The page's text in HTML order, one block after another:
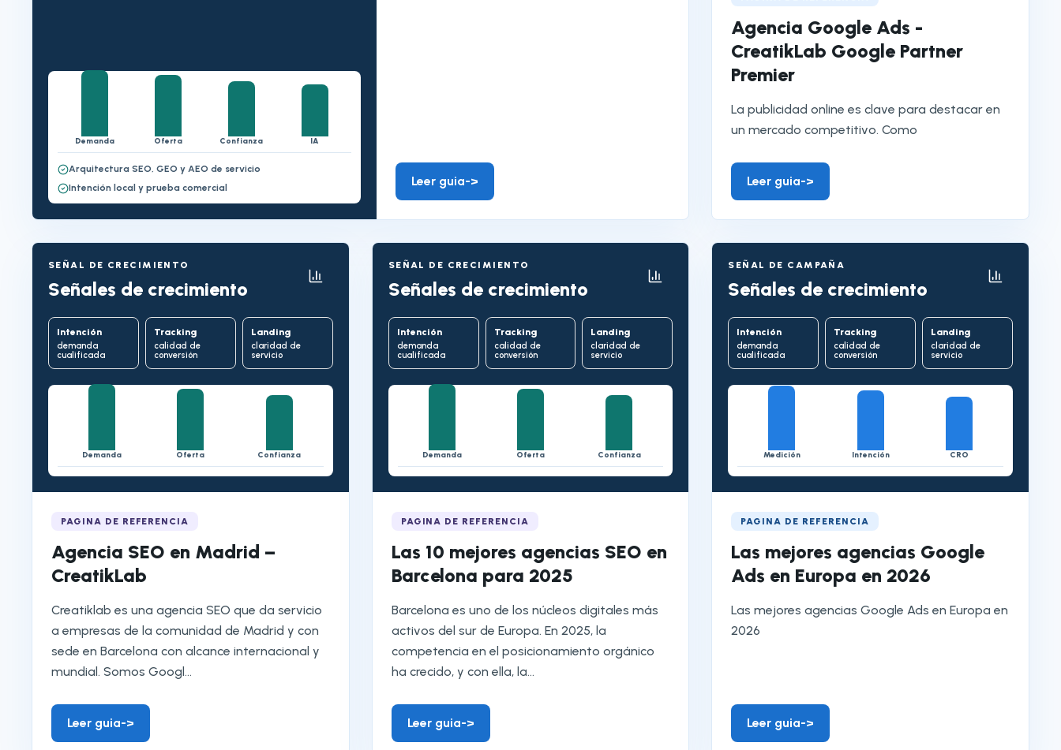
Demanda Oferta Confianza IA
Arquitectura SEO, GEO y AEO de servicio
Intención local y prueba comercial
Leer guia->
Agencia Google Ads -
CreatikLab Google Partner
Premier
La publicidad online es clave para destacar en
un mercado competitivo. Como
Leer guia->
SEÑAL DE CRECIMIENTO
Señales de crecimiento
Intención
demanda
cualificada
Tracking
calidad de
conversión
Landing
claridad de
servicio
Demanda Oferta Confianza
PAGINA DE REFERENCIA
Agencia SEO en Madrid –
CreatikLab
Creatiklab es una agencia SEO que da servicio
a empresas de la comunidad de Madrid y con
sede en Barcelona con alcance internacional y
mundial. Somos Googl...
Leer guia->
SEÑAL DE CRECIMIENTO
Señales de crecimiento
Intención
demanda
cualificada
Tracking
calidad de
conversión
Landing
claridad de
servicio
Demanda Oferta Confianza
PAGINA DE REFERENCIA
Las 10 mejores agencias SEO en
Barcelona para 2025
Barcelona es uno de los núcleos digitales más
activos del sur de Europa. En 2025, la
competencia en el posicionamiento orgánico
ha crecido, y con ella, la...
Leer guia->
SEÑAL DE CAMPAÑA
Señales de crecimiento
Intención
demanda
cualificada
Tracking
calidad de
conversión
Landing
claridad de
servicio
Medición Intención CRO
PAGINA DE REFERENCIA
Las mejores agencias Google
Ads en Europa en 2026
Las mejores agencias Google Ads en Europa en
2026
Leer guia->